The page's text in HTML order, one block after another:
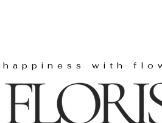
happiness with